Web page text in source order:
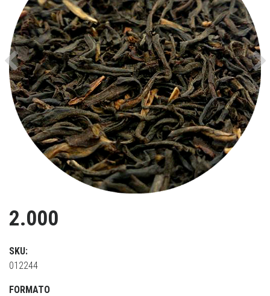
Previous
2.000
SKU:
012244
FORMATO